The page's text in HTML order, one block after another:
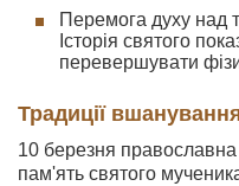
Перемога духу над
Історія святого
перевершувати
Традиції
10 березня
пам'ять святого